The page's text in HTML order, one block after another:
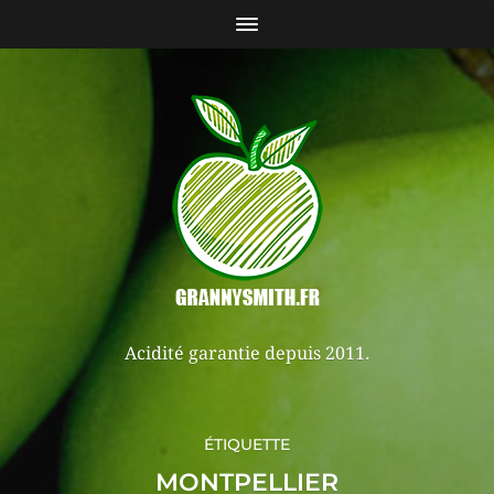
Acidité garantie depuis 2011.
ÉTIQUETTE
MONTPELLIER